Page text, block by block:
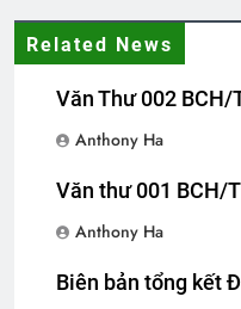
Thơ
Related News
Văn Thư 002 BCH/
Anthony Ha
Văn thư 001 BCH/
Anthony Ha
Biên bản tổng kết